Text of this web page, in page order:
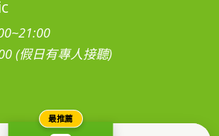
(假日有專人接聽)
最推薦